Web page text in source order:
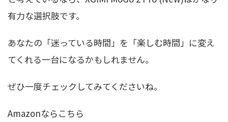
有力な選択肢です。
あなたの「迷っている時間」を「楽しむ時間」に変え
てくれる一台になるかもしれません。
ぜひ一度チェックしてみてくださいね。
Amazonならこちら